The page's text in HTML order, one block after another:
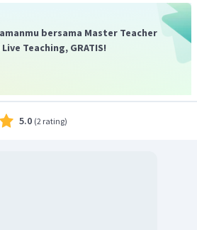
bersama Master Teacher
Teaching, GRATIS!
5.0 (2 rating)